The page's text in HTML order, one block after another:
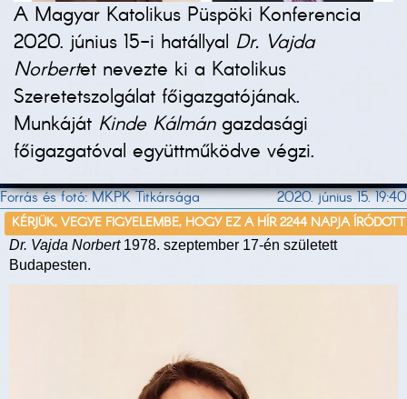
A Magyar Katolikus Püspöki Konferencia
2020. június 15-i hatállyal Dr. Vajda
Norbertet nevezte ki a Katolikus
Szeretetszolgálat főigazgatójának.
Munkáját Kinde Kálmángazdasági
főigazgatóval együttműködve végzi.
Forrás és fotó: MKPK Titkársága 2020. június 15. 19:40
KÉRJÜK, VEGYE FIGYELEMBE, HOGY EZ A HÍR 2244 NAPJA ÍRÓDOTT
Dr. Vajda Norbert1978. szeptember 17-én született
Budapesten.